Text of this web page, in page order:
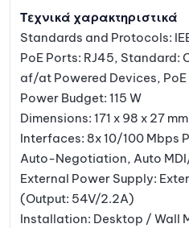
Τεχνικά χαρακτηριστικά
Standards and Protocols:
PoE Ports: RJ45, Standard:
af/at Powered Devices,
Power Budget: 115 W
Dimensions: 171 x 98 x 27 mm
Interfaces: 8x 10/100 Mbps
Auto-Negotiation, Auto
External Power Supply:
(Output: 54V/2.2A)
Installation: Desktop / Wall